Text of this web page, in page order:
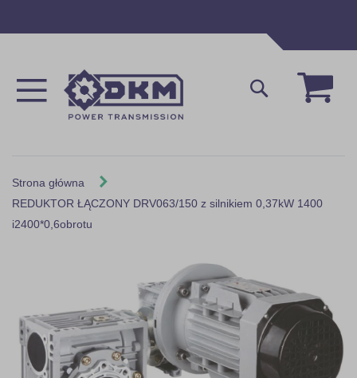
Mój
Szukaj
Strona główna
REDUKTOR ŁĄCZONY DRV063/150 z silnikiem 0,37kW 1400
i2400*0,6obrotu
the
images
gallery